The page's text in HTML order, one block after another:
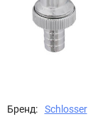
Бренд: Schlosser